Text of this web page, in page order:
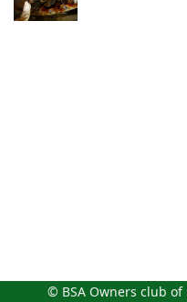
© BSA Owners club